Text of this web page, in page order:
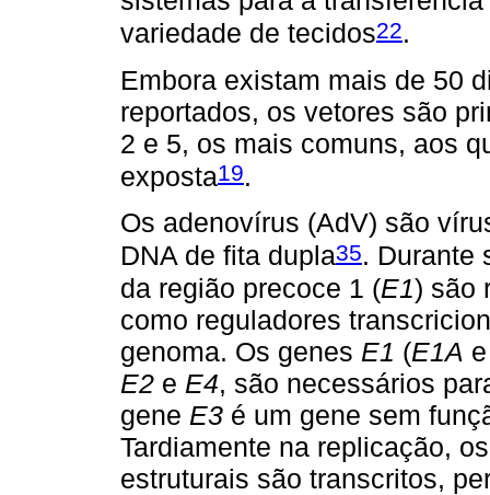
variedade de tecidos22.
Embora existam mais de 50
reportados, os vetores são
2 e 5, os mais comuns, aos
exposta19.
Os adenovírus (AdV) são
DNA de fita dupla35. Durante
da região precoce 1 (E1) são
como reguladores
genoma. Os genes E1 (E1A
E2 e E4, são necessários
gene E3 é um gene sem
Tardiamente na replicação,
estruturais são transcritos,